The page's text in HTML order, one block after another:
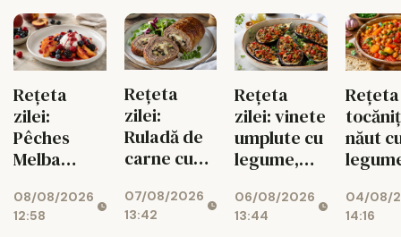
Rețeta
zilei:
Pêches
Melba
diabetici,
cu fructe
08/08/2026
12:58
Rețeta
zilei:
Ruladă de
carne cu
dovlecei și
mozzarella
07/08/2026
13:42
Rețeta
zilei: vinete
umplute cu
legume,
de post
06/08/2026
13:44
năut
04/08/
14:16